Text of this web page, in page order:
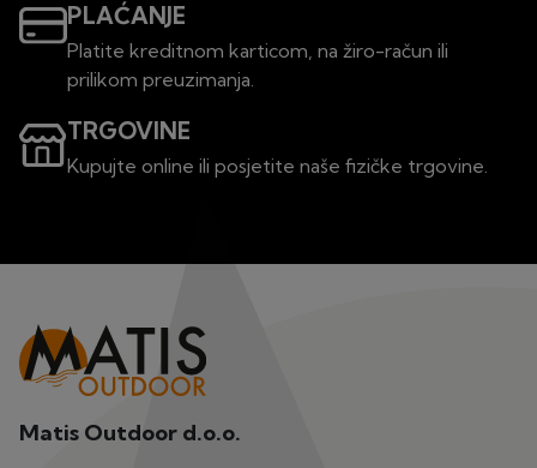
PLAĆANJE
Platite kreditnom karticom, na žiro-račun ili
prilikom preuzimanja.
TRGOVINE
Kupujte online ili posjetite naše fizičke trgovine.
Matis Outdoor d.o.o.